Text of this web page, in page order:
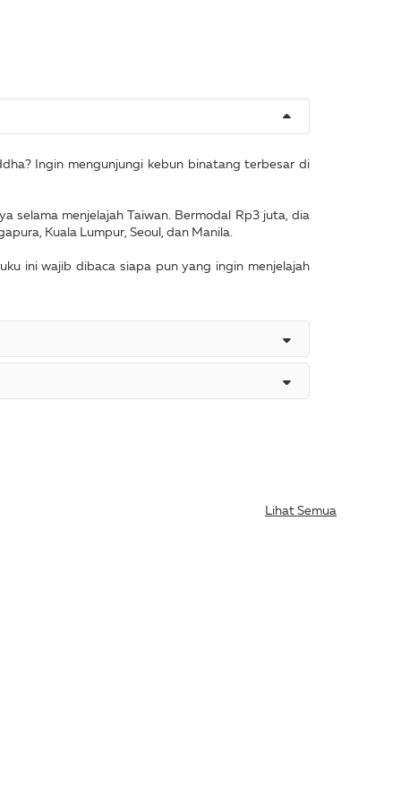
Ingin mengunjungi kebun binatang terbesar di
selama menjelajah Taiwan. Bermodal Rp3 juta, dia
Kuala Lumpur, Seoul, dan Manila.
ini wajib dibaca siapa pun yang ingin menjelajah
Lihat Semua